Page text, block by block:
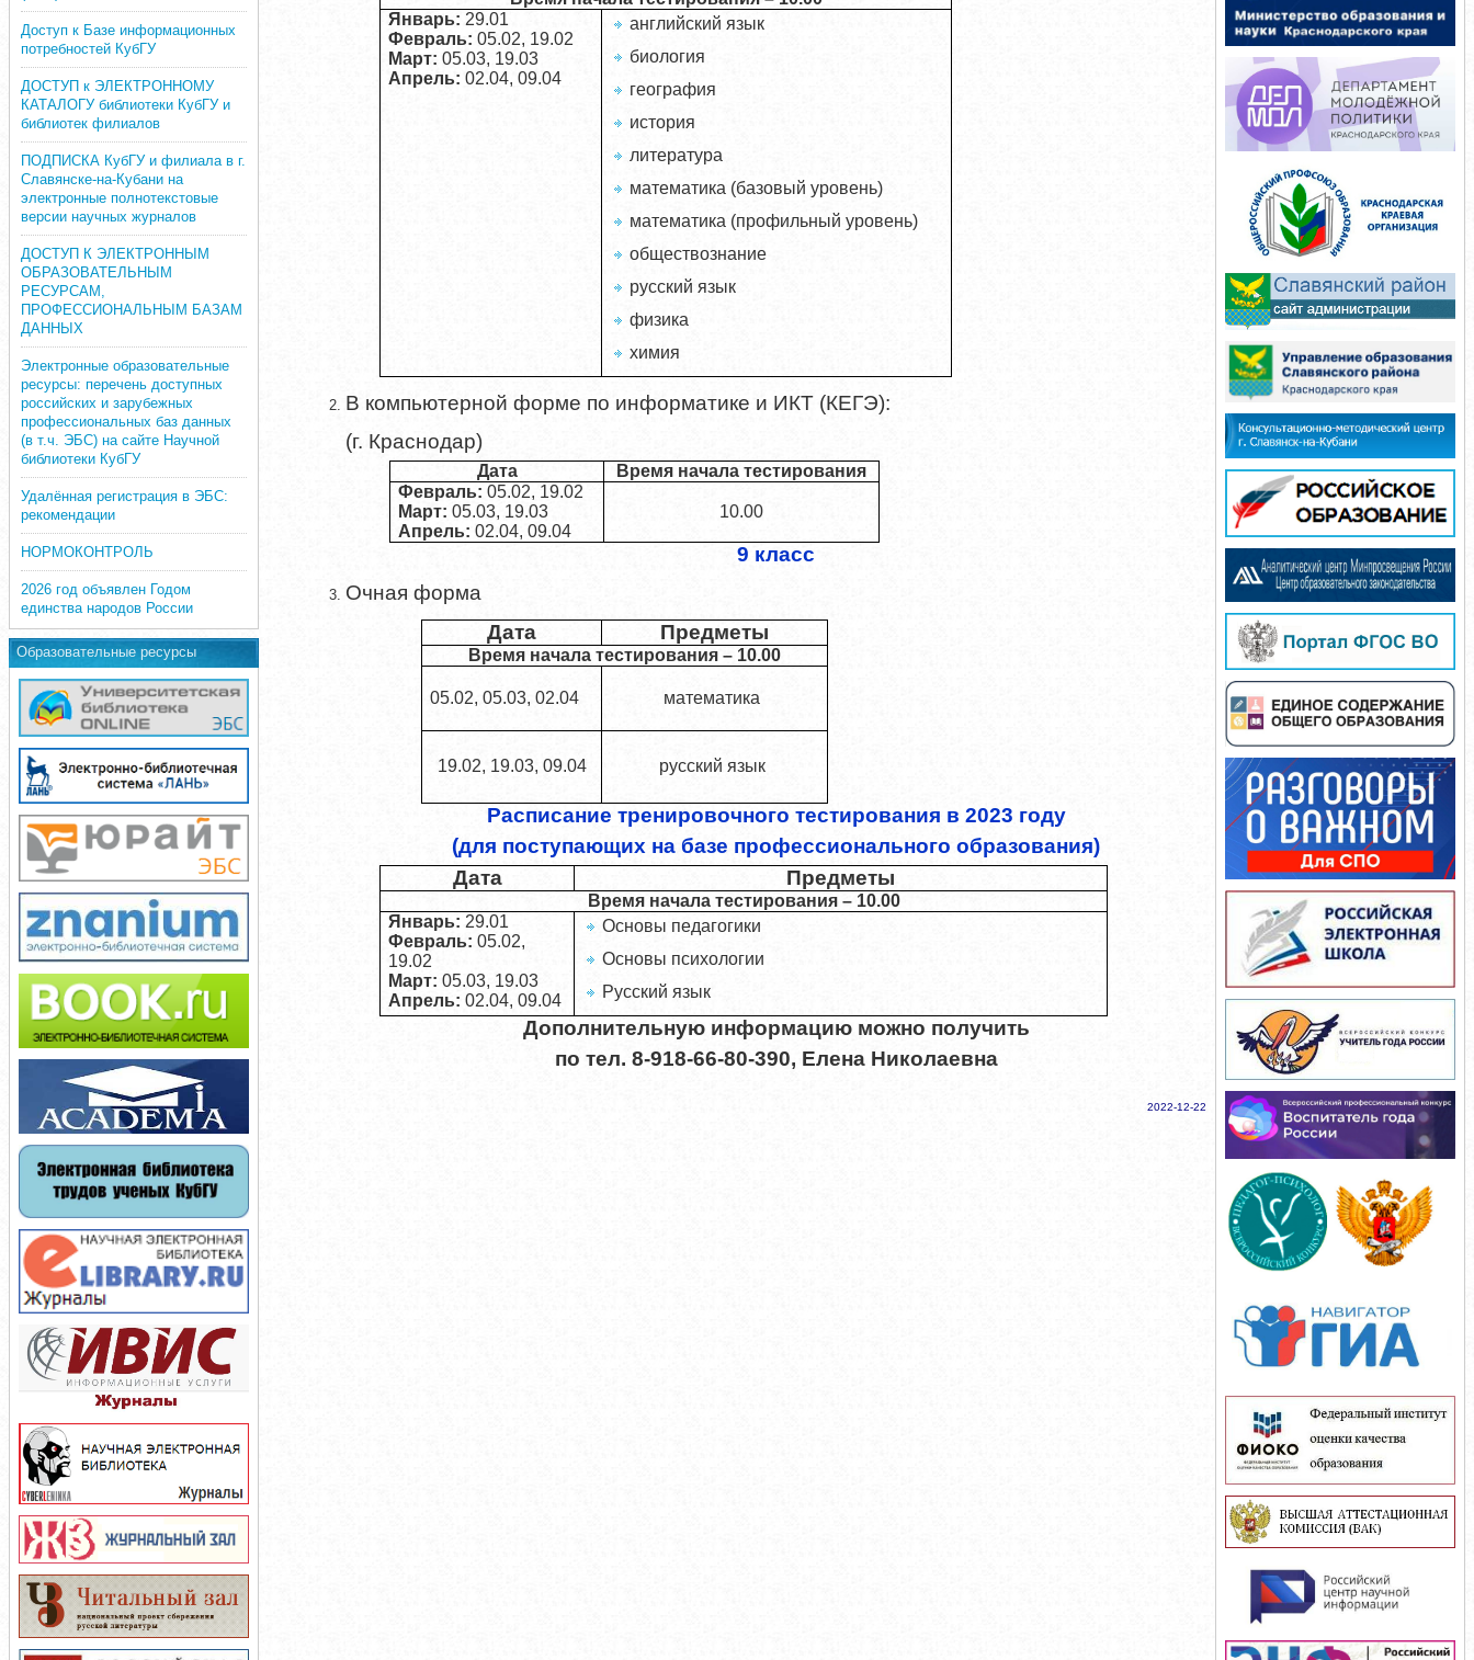
Доступ к Базе информационных
потребностей КубГУ
ДОСТУП к ЭЛЕКТРОННОМУ
КАТАЛОГУ библиотеки КубГУ и
библиотек филиалов
ПОДПИСКА КубГУ и филиала в г.
Славянске-на-Кубани на
электронные полнотекстовые
версии научных журналов
ДОСТУП К ЭЛЕКТРОННЫМ
ОБРАЗОВАТЕЛЬНЫМ
РЕСУРСАМ,
ПРОФЕССИОНАЛЬНЫМ БАЗАМ
ДАННЫХ
Электронные образовательные
ресурсы: перечень доступных
российских и зарубежных
профессиональных баз данных
(в т.ч. ЭБС) на сайте Научной
библиотеки КубГУ
Удалённая регистрация в ЭБС:
рекомендации
НОРМОКОНТРОЛЬ
2026 год объявлен Годом
единства народов России
Образовательные ресурсы
Январь: 29.01
Февраль: 05.02, 19.02
Март: 05.03, 19.03
Апрель: 02.04, 09.04
английский язык
биология
география
история
литература
математика (базовый уровень)
математика (профильный уровень)
обществознание
русский язык
физика
химия
В компьютерной форме по информатике и ИКТ (КЕГЭ):
(г. Краснодар)
Дата
Время начала тестирования
Февраль: 05.02, 19.02
Март: 05.03, 19.03
Апрель: 02.04, 09.04
10.00
9 класс
Очная форма
Дата
Предметы
Время начала тестирования – 10.00
05.02, 05.03, 02.04 математика
19.02, 19.03, 09.04 русский язык
Расписание тренировочного тестирования в 2023 году
(для поступающих на базе профессионального образования)
Дата
Предметы
Время начала тестирования – 10.00
Январь: 29.01
Февраль: 05.02,
19.02
Март: 05.03, 19.03
Апрель: 02.04, 09.04
Основы педагогики
Основы психологии
Русский язык
Дополнительную информацию можно получить
по тел. 8-918-66-80-390, Елена Николаевна
2022-12-22